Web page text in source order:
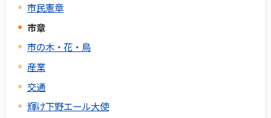
市民憲章
市章
市の木・花・鳥
産業
交通
輝け下野エール大使